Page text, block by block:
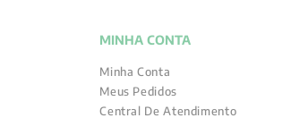
MINHA CONTA
Minha Conta
Meus Pedidos
Central De Atendimento